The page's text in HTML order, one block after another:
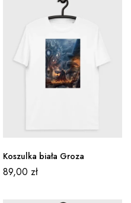
Koszulka biała Groza
89,00 zł